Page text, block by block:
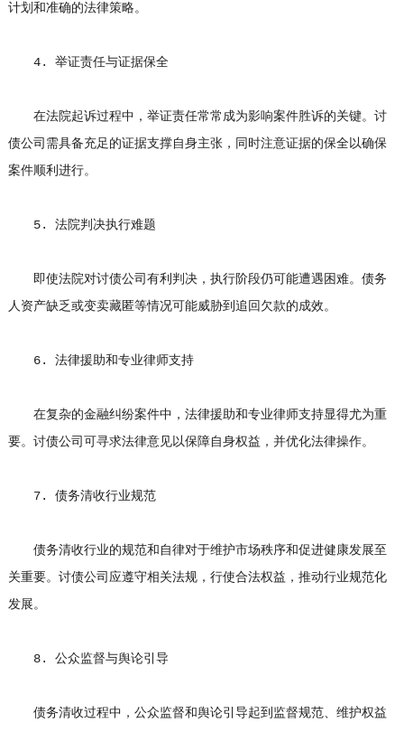
计划和准确的法律策略。
4. 举证责任与证据保全
在法院起诉过程中，举证责任常常成为影响案件胜诉的关键。讨
债公司需具备充足的证据支撑自身主张，同时注意证据的保全以确保
案件顺利进行。
5. 法院判决执行难题
即使法院对讨债公司有利判决，执行阶段仍可能遭遇困难。债务
人资产缺乏或变卖藏匿等情况可能威胁到追回欠款的成效。
6. 法律援助和专业律师支持
在复杂的金融纠纷案件中，法律援助和专业律师支持显得尤为重
要。讨债公司可寻求法律意见以保障自身权益，并优化法律操作。
7. 债务清收行业规范
债务清收行业的规范和自律对于维护市场秩序和促进健康发展至
关重要。讨债公司应遵守相关法规，行使合法权益，推动行业规范化
发展。
8. 公众监督与舆论引导
债务清收过程中，公众监督和舆论引导起到监督规范、维护权益